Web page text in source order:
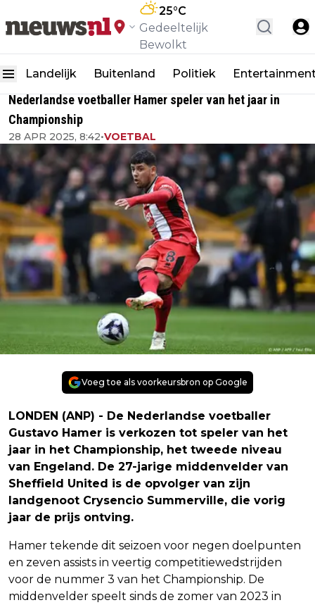
25°C
Gedeeltelijk
Bewolkt
Landelijk Buitenland Politiek
Nederlandse voetballer Hamer speler van het jaar in
Championship
28 APR 2025, 8:42•VOETBAL
Voeg toe als voorkeursbron op Google
LONDEN (ANP) - De Nederlandse voetballer
Gustavo Hamer is verkozen tot speler van het
jaar in het Championship, het tweede niveau
van Engeland. De 27-jarige middenvelder van
Sheffield United is de opvolger van zijn
landgenoot Crysencio Summerville, die vorig
jaar de prijs ontving.
Hamer tekende dit seizoen voor negen doelpunten
en zeven assists in veertig competitiewedstrijden
voor de nummer 3 van het Championship. De
middenvelder speelt sinds de zomer van 2023 in